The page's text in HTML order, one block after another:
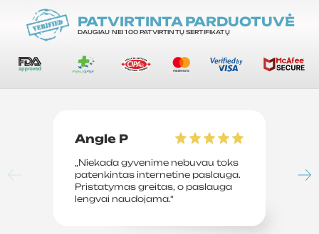
PATVIRTINTA PARDUOTUVĖ
DAUGIAU NEI 100 PATVIRTINTŲ SERTIFIKATŲ
Angle P
„Niekada gyvenime nebuvau toks
patenkintas internetine paslauga.
Pristatymas greitas, o paslauga
lengvai naudojama.“